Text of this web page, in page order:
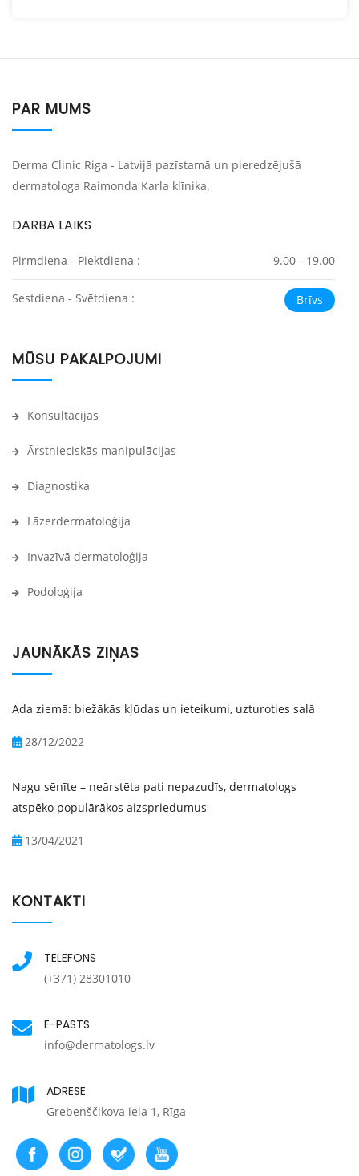
PAR MUMS
Derma Clinic Riga - Latvijā pazīstamā un pieredzējušā
dermatologa Raimonda Karla klīnika.
DARBA LAIKS
Pirmdiena - Piektdiena : 9.00 - 19.00
Sestdiena - Svētdiena : Brīvs
MŪSU PAKALPOJUMI
Konsultācijas
Ārstnieciskās manipulācijas
Diagnostika
Lāzerdermatoloģija
Invazīvā dermatoloģija
Podoloģija
JAUNĀKĀS ZIŅAS
Āda ziemā: biežākās kļūdas un ieteikumi, uzturoties salā
28/12/2022
Nagu sēnīte – neārstēta pati nepazudīs, dermatologs
atspēko populārākos aizspriedumus
13/04/2021
KONTAKTI
TELEFONS
(+371) 28301010
E-PASTS
info@dermatologs.lv
ADRESE
Grebenščikova iela 1, Rīga